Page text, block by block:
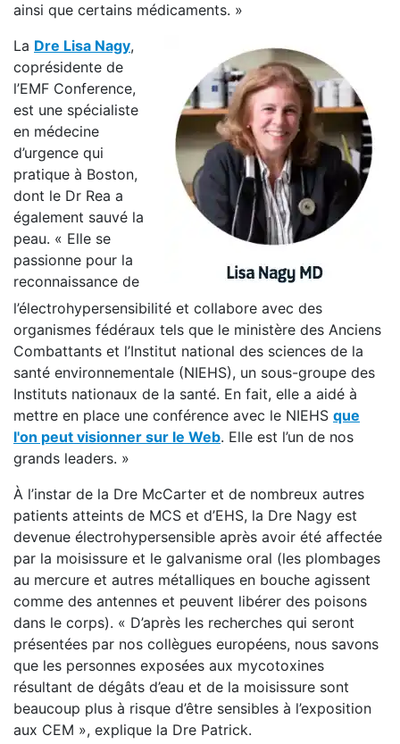
ainsi que certains médicaments. »
La Dre Lisa Nagy,
coprésidente de
l’EMF Conference,
est une spécialiste
en médecine
d’urgence qui
pratique à Boston,
dont le Dr Rea a
également sauvé la
peau. « Elle se
passionne pour la
reconnaissance de
l’électrohypersensibilité et collabore avec des
organismes fédéraux tels que le ministère des Anciens
Combattants et l’Institut national des sciences de la
santé environnementale (NIEHS), un sous-groupe des
Instituts nationaux de la santé. En fait, elle a aidé à
mettre en place une conférence avec le NIEHS que
l'on peut visionner sur le Web. Elle est l’un de nos
grands leaders. »
À l’instar de la Dre McCarter et de nombreux autres
patients atteints de MCS et d’EHS, la Dre Nagy est
devenue électrohypersensible après avoir été affectée
par la moisissure et le galvanisme oral (les plombages
au mercure et autres métalliques en bouche agissent
comme des antennes et peuvent libérer des poisons
dans le corps). « D’après les recherches qui seront
présentées par nos collègues européens, nous savons
que les personnes exposées aux mycotoxines
résultant de dégâts d’eau et de la moisissure sont
beaucoup plus à risque d’être sensibles à l’exposition
aux CEM », explique la Dre Patrick.